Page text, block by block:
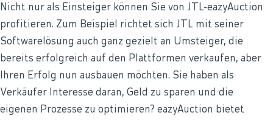
Nicht nur als Einsteiger können Sie von JTL-eazyAuction
profitieren. Zum Beispiel richtet sich JTL mit seiner
Softwarelösung auch ganz gezielt an Umsteiger, die
bereits erfolgreich auf den Plattformen verkaufen, aber
Ihren Erfolg nun ausbauen möchten. Sie haben als
Verkäufer Interesse daran, Geld zu sparen und die
eigenen Prozesse zu optimieren? eazyAuction bietet